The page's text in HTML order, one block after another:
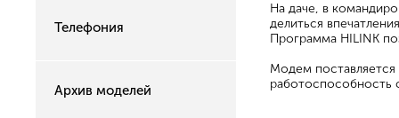
Телефония
Архив моделей
На даче, в
делиться
Программа HILINK
Модем поставляется
работоспособность